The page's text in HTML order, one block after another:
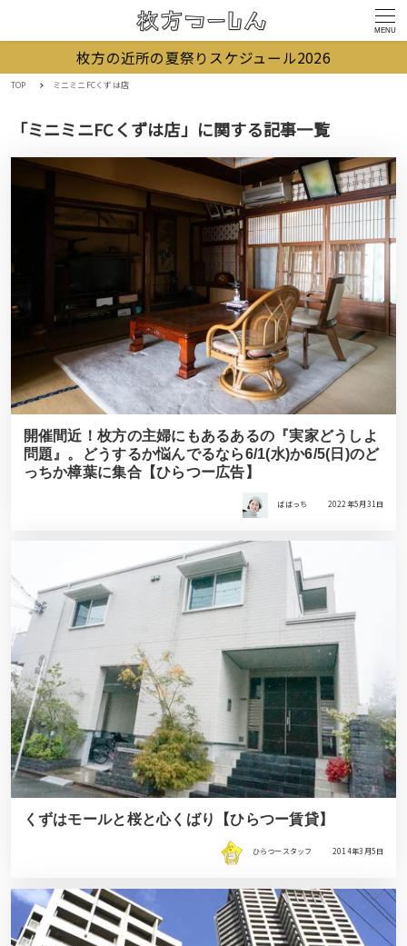
MENU
枚方の近所の夏祭りスケジュール2026
TOP ミニミニFCくずは店
「ミニミニFCくずは店」に関する記事一覧
開催間近！枚方の主婦にもあるあるの『実家どうしよ
問題』。どうするか悩んでるなら6/1(水)か6/5(日)のど
っちか樟葉に集合【ひらつー広告】
ばばっち 2022年5月31日
くずはモールと桜と心くばり【ひらつー賃貸】
ひらつースタッフ 2014年3月5日